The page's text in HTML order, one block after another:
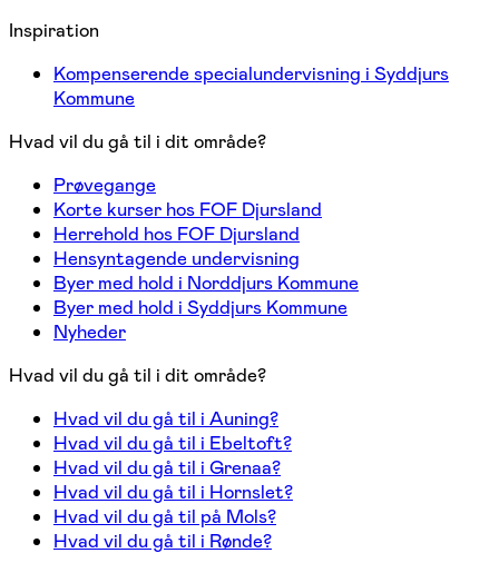
Inspiration
Kompenserende specialundervisning i Syddjurs
Kommune
Hvad vil du gå til i dit område?
Prøvegange
Korte kurser hos FOF Djursland
Herrehold hos FOF Djursland
Hensyntagende undervisning
Byer med hold i Norddjurs Kommune
Byer med hold i Syddjurs Kommune
Nyheder
Hvad vil du gå til i dit område?
Hvad vil du gå til i Auning?
Hvad vil du gå til i Ebeltoft?
Hvad vil du gå til i Grenaa?
Hvad vil du gå til i Hornslet?
Hvad vil du gå til på Mols?
Hvad vil du gå til i Rønde?